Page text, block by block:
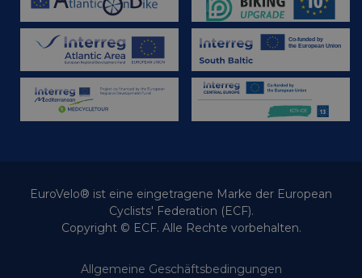
EuroVelo® ist eine eingetragene Marke der European
Cyclists' Federation (ECF).
Copyright © ECF. Alle Rechte vorbehalten.
Allgemeine Geschäftsbedingungen